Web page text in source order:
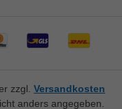
zzgl. Versandkosten
anders angegeben.